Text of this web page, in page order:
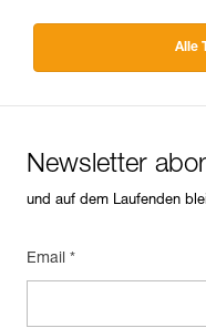
Alle
Newsletter
und auf dem Laufenden
Email *